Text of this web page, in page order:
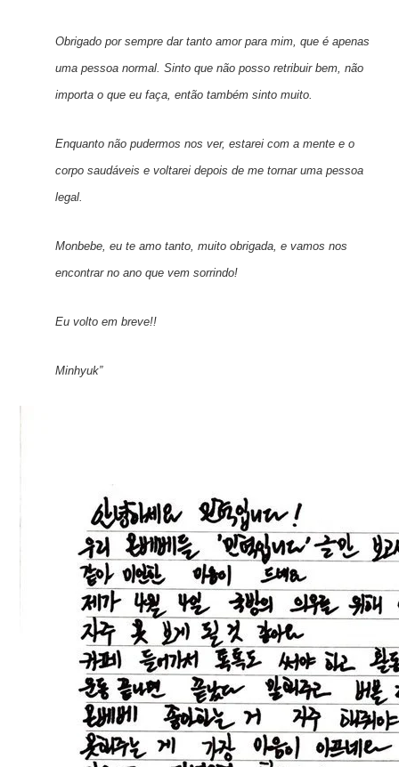
Obrigado por sempre dar tanto amor para mim, que é apenas
uma pessoa normal. Sinto que não posso retribuir bem, não
importa o que eu faça, então também sinto muito.
Enquanto não pudermos nos ver, estarei com a mente e o
corpo saudáveis ​​e voltarei depois de me tornar uma pessoa
legal.
Monbebe, eu te amo tanto, muito obrigada, e vamos nos
encontrar no ano que vem sorrindo!
Eu volto em breve!!
Minhyuk”